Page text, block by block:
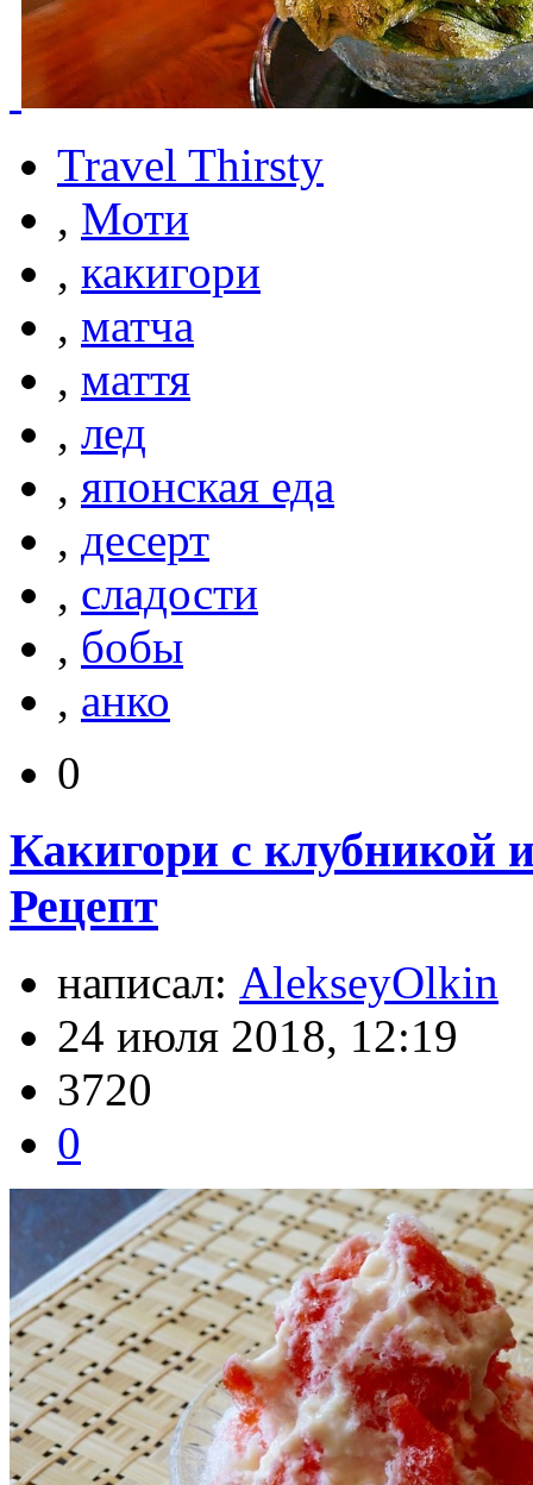
Travel Thirsty
, Моти
, какигори
, матча
, маття
, лед
, японская еда
, десерт
, сладости
, бобы
, анко
0
Какигори с клубникой
Рецепт
написал: AlekseyOlkin
24 июля 2018, 12:19
3720
0